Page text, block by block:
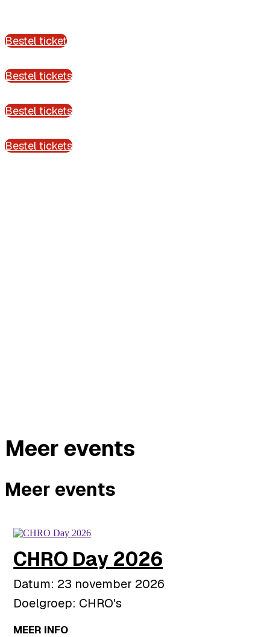
Bestel ticket
Bestel tickets
Bestel tickets
Bestel tickets
Meer events
Meer events
CHRO Day 2026
Datum: 23 november 2026
Doelgroep: CHRO's
MEER INFO